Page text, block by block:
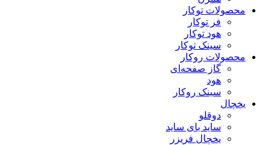
محصولات توکار
فر توکار
هود توکار
سینک توکار
محصولات روکار
گاز صفحه‌ای
هود
سینک روکار
یخچال
دوقلو
ساید بای ساید
یخچال فریزر